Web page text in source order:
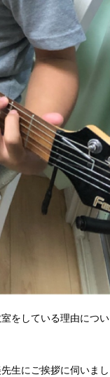
をしている理由につい
生にご挨拶に伺いまし